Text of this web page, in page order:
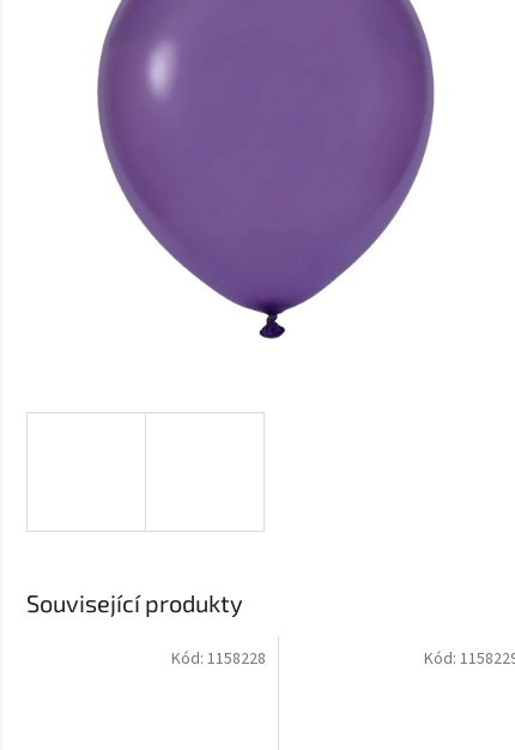
Související produkty
Kód: 1158228 Kód: